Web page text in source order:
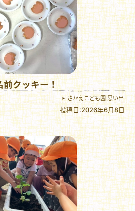
前クッキー！
さかえこども園 思い出
投稿日:2026年6月8日